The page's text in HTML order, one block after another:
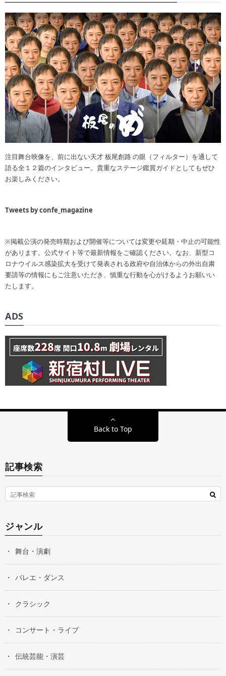
注目舞台映像を、前に出ない天才 板尾創路 の眼（フィルター）を通して
語る全１２篇のインタビュー。貴重なステージ鑑賞ガイドとしてもぜひ
お楽しみください。
Tweets by confe_magazine
※掲載公演の発売時期および開催等については変更や延期・中止の可能性
があります。公式サイト等で最新情報をご確認ください。なお、新型コ
ロナウイルス感染拡大を受けて発表される政府や自治体からの外出自粛
要請等の情報にもご注意いただき、慎重な行動を心がけるようお願いい
たします。
ADS
Back to Top
記事検索
ジャンル
舞台・演劇
バレエ・ダンス
クラシック
コンサート・ライブ
伝統芸能・演芸